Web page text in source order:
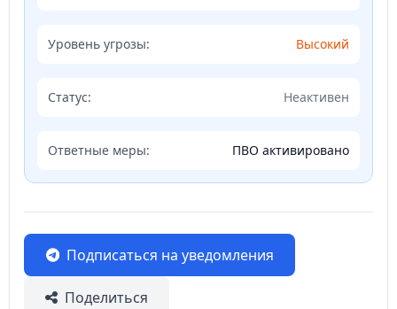
Уровень угрозы: Высокий
Статус: Неактивен
Ответные меры: ПВО активировано
Подписаться на уведомления
Поделиться